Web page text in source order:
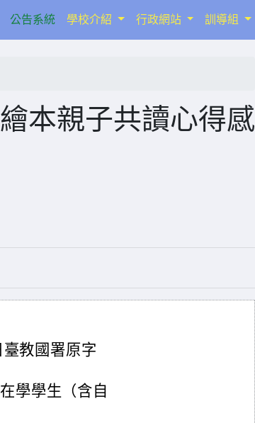
公告系統 學校介紹 行政網站 訓導組
本親子共讀心得感
教國署原字
學學生（含自